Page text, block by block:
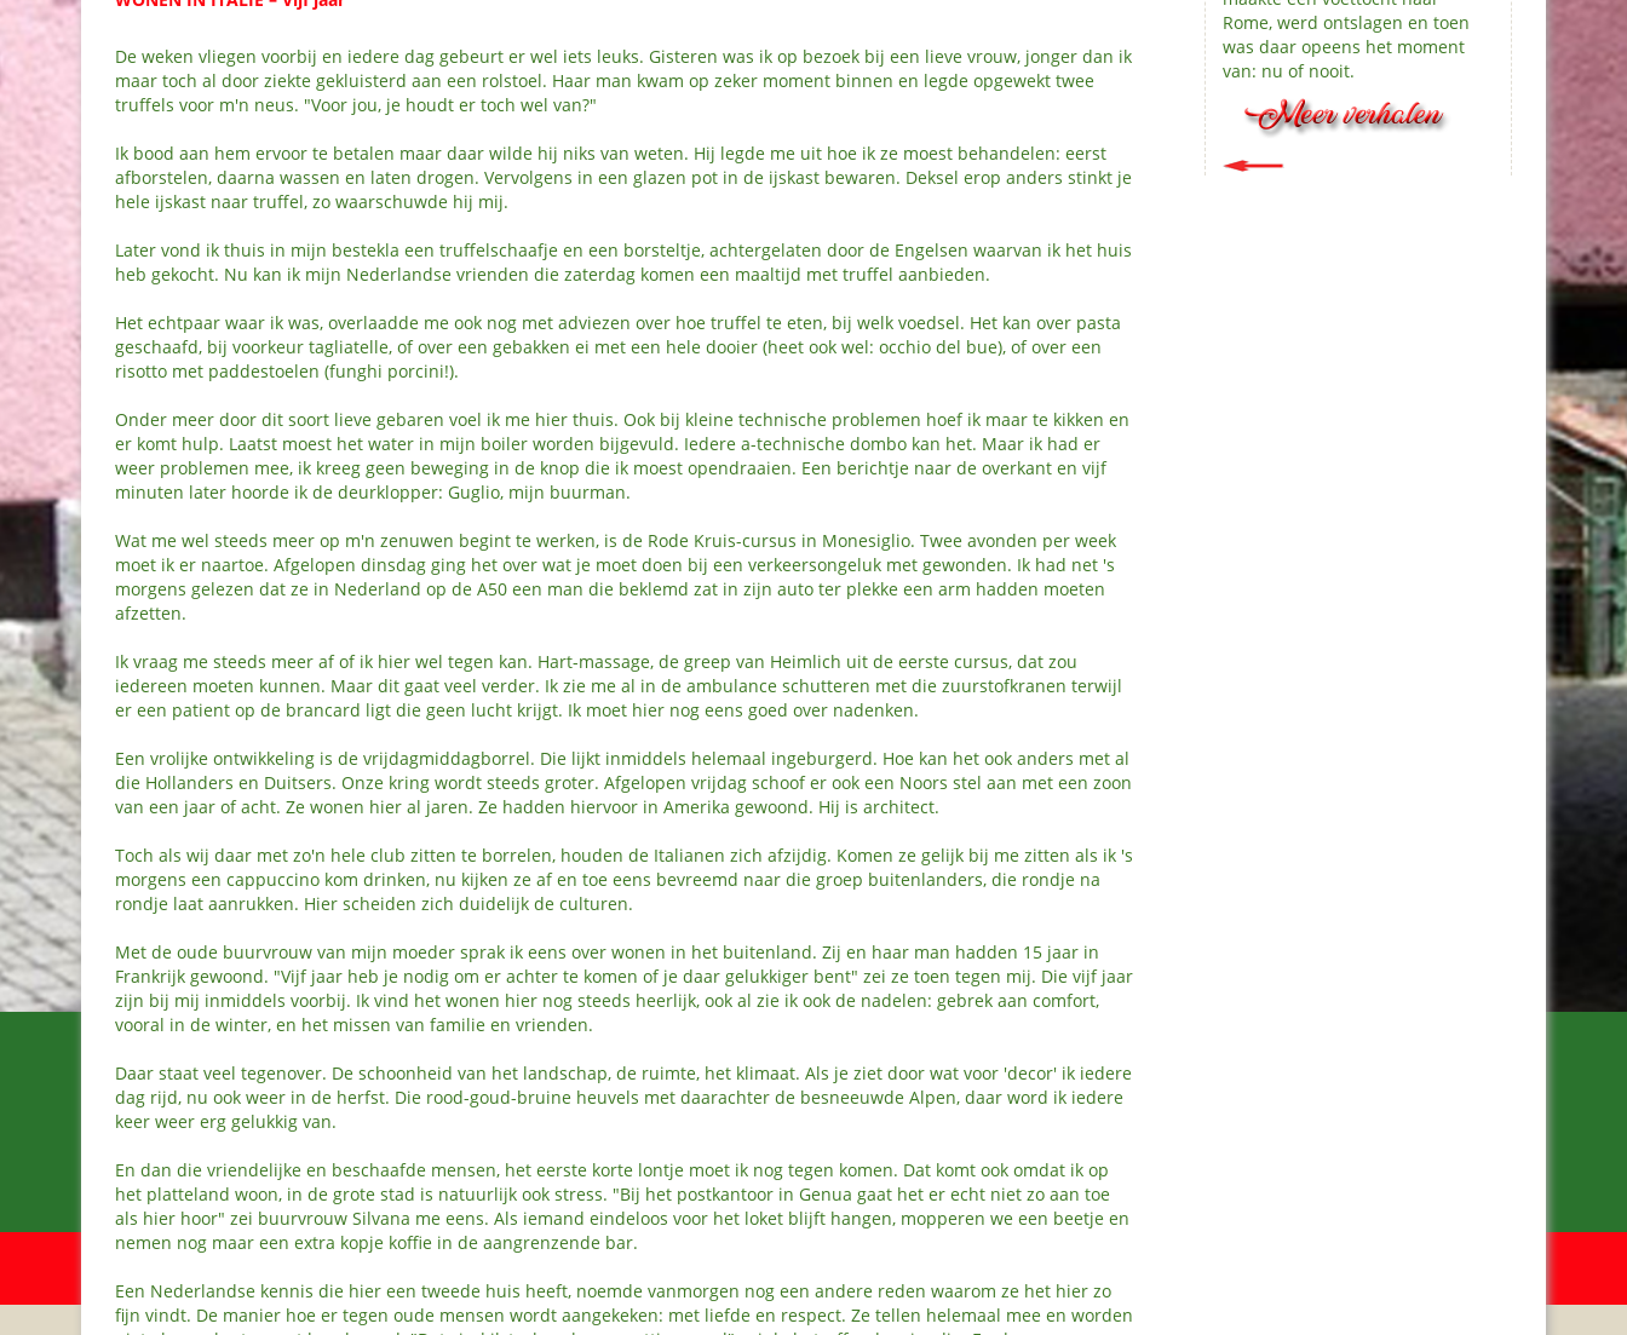
De weken vliegen voorbij en iedere dag gebeurt er wel iets leuks. Gisteren was ik op bezoek bij een lieve vrouw, jonger dan ik
maar toch al door ziekte gekluisterd aan een rolstoel. Haar man kwam op zeker moment binnen en legde opgewekt twee
truffels voor m'n neus. "Voor jou, je houdt er toch wel van?"
Ik bood aan hem ervoor te betalen maar daar wilde hij niks van weten. Hij legde me uit hoe ik ze moest behandelen: eerst
afborstelen, daarna wassen en laten drogen. Vervolgens in een glazen pot in de ijskast bewaren. Deksel erop anders stinkt je
hele ijskast naar truffel, zo waarschuwde hij mij.
Later vond ik thuis in mijn bestekla een truffelschaafje en een borsteltje, achtergelaten door de Engelsen waarvan ik het huis
heb gekocht. Nu kan ik mijn Nederlandse vrienden die zaterdag komen een maaltijd met truffel aanbieden.
Het echtpaar waar ik was, overlaadde me ook nog met adviezen over hoe truffel te eten, bij welk voedsel. Het kan over pasta
geschaafd, bij voorkeur tagliatelle, of over een gebakken ei met een hele dooier (heet ook wel: occhio del bue), of over een
risotto met paddestoelen (funghi porcini!).
Onder meer door dit soort lieve gebaren voel ik me hier thuis. Ook bij kleine technische problemen hoef ik maar te kikken en
er komt hulp. Laatst moest het water in mijn boiler worden bijgevuld. Iedere a-technische dombo kan het. Maar ik had er
weer problemen mee, ik kreeg geen beweging in de knop die ik moest opendraaien. Een berichtje naar de overkant en vijf
minuten later hoorde ik de deurklopper: Guglio, mijn buurman.
Wat me wel steeds meer op m'n zenuwen begint te werken, is de Rode Kruis-cursus in Monesiglio. Twee avonden per week
moet ik er naartoe. Afgelopen dinsdag ging het over wat je moet doen bij een verkeersongeluk met gewonden. Ik had net 's
morgens gelezen dat ze in Nederland op de A50 een man die beklemd zat in zijn auto ter plekke een arm hadden moeten
afzetten.
Ik vraag me steeds meer af of ik hier wel tegen kan. Hart-massage, de greep van Heimlich uit de eerste cursus, dat zou
iedereen moeten kunnen. Maar dit gaat veel verder. Ik zie me al in de ambulance schutteren met die zuurstofkranen terwijl
er een patient op de brancard ligt die geen lucht krijgt. Ik moet hier nog eens goed over nadenken.
Een vrolijke ontwikkeling is de vrijdagmiddagborrel. Die lijkt inmiddels helemaal ingeburgerd. Hoe kan het ook anders met al
die Hollanders en Duitsers. Onze kring wordt steeds groter. Afgelopen vrijdag schoof er ook een Noors stel aan met een zoon
van een jaar of acht. Ze wonen hier al jaren. Ze hadden hiervoor in Amerika gewoond. Hij is architect.
Toch als wij daar met zo'n hele club zitten te borrelen, houden de Italianen zich afzijdig. Komen ze gelijk bij me zitten als ik 's
morgens een cappuccino kom drinken, nu kijken ze af en toe eens bevreemd naar die groep buitenlanders, die rondje na
rondje laat aanrukken. Hier scheiden zich duidelijk de culturen.
Met de oude buurvrouw van mijn moeder sprak ik eens over wonen in het buitenland. Zij en haar man hadden 15 jaar in
Frankrijk gewoond. "Vijf jaar heb je nodig om er achter te komen of je daar gelukkiger bent" zei ze toen tegen mij. Die vijf jaar
zijn bij mij inmiddels voorbij. Ik vind het wonen hier nog steeds heerlijk, ook al zie ik ook de nadelen: gebrek aan comfort,
vooral in de winter, en het missen van familie en vrienden.
Daar staat veel tegenover. De schoonheid van het landschap, de ruimte, het klimaat. Als je ziet door wat voor 'decor' ik iedere
dag rijd, nu ook weer in de herfst. Die rood-goud-bruine heuvels met daarachter de besneeuwde Alpen, daar word ik iedere
keer weer erg gelukkig van.
En dan die vriendelijke en beschaafde mensen, het eerste korte lontje moet ik nog tegen komen. Dat komt ook omdat ik op
het platteland woon, in de grote stad is natuurlijk ook stress. "Bij het postkantoor in Genua gaat het er echt niet zo aan toe
als hier hoor" zei buurvrouw Silvana me eens. Als iemand eindeloos voor het loket blijft hangen, mopperen we een beetje en
nemen nog maar een extra kopje koffie in de aangrenzende bar.
Een Nederlandse kennis die hier een tweede huis heeft, noemde vanmorgen nog een andere reden waarom ze het hier zo
fijn vindt. De manier hoe er tegen oude mensen wordt aangekeken: met liefde en respect. Ze tellen helemaal mee en worden
Rome, werd ontslagen en toen
was daar opeens het moment
van: nu of nooit.